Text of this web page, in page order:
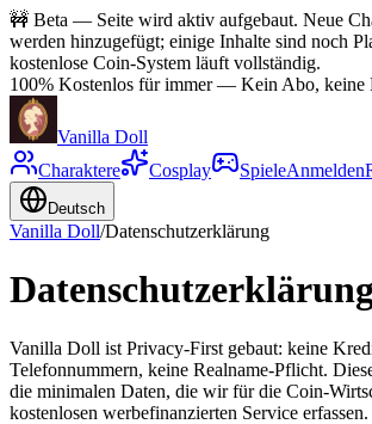
🚧 Beta — Seite wird aktiv aufgebaut. Neue
werden hinzugefügt; einige Inhalte sind noch
kostenlose Coin-System läuft vollständig.
100% Kostenlos für immer— Kein Abo, keine
Vanilla Doll
Charaktere
Cosplay SpieleAnmelden
Deutsch
Vanilla Doll/Datenschutzerklärung
Vanilla Doll ist Privacy-First gebaut: keine
Telefonnummern, keine Realname-Pflicht.
die minimalen Daten, die wir für die Coin-
kostenlosen werbefinanzierten Service erfassen.